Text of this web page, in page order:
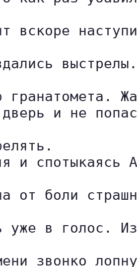
вскоре
гранатомета.
и не
и спотыкаясь
от боли
уже в голос.
звонко